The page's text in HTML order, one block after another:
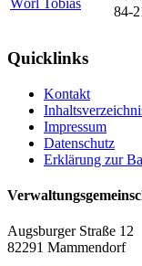
Wörl Tobias
84-
Quicklinks
Kontakt
Impressum
Datenschutz
Erklärung zur
Augsburger Straße 12
82291 Mammendorf